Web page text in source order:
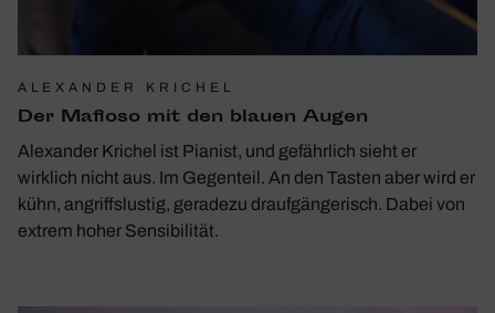
ALEXANDER KRICHEL
Der Mafioso mit den blauen Augen
Alexander Krichel ist Pianist, und gefährlich sieht er
wirklich nicht aus. Im Gegenteil. An den Tasten aber wird er
kühn, angriffslustig, geradezu draufgängerisch. Dabei von
extrem hoher Sensibilität.